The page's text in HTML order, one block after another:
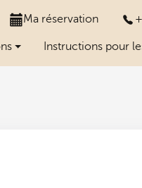
Ma réservation
Instructions pour